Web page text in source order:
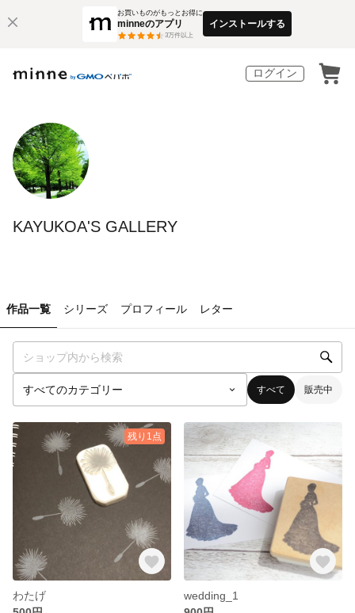
お買いものがもっとお得に
minneのアプリ
3万件以上
インストールする
ログイン
KAYUKOA'S GALLERY
作品一覧 シリーズ プロフィール レター
すべて 販売中
残り1点
わたげ
wedding_1